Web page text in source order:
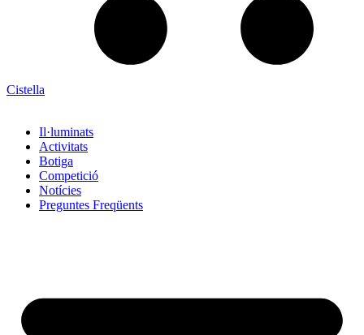
Cistella
Il·luminats
Activitats
Botiga
Competició
Notícies
Preguntes Freqüents